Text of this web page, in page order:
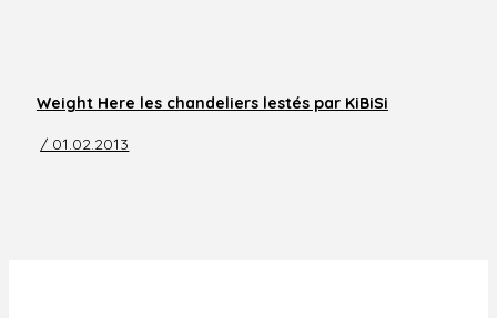
Weight Here les chandeliers lestés par KiBiSi
/ 01.02.2013